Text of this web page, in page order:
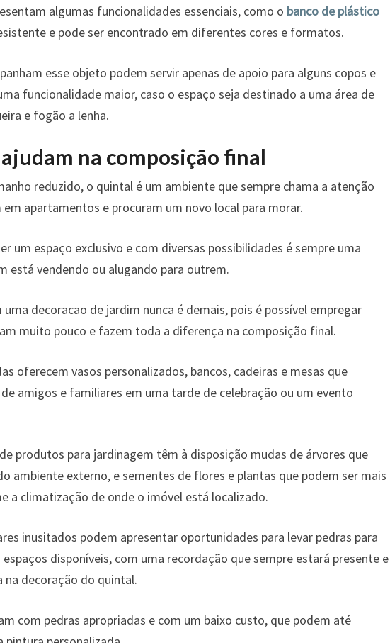
algumas funcionalidades essenciais, como o banco de plástico
e pode ser encontrado em diferentes cores e formatos.
esse objeto podem servir apenas de apoio para alguns copos e
funcionalidade maior, caso o espaço seja destinado a uma área de
e fogão a lenha.
na composição final
reduzido, o quintal é um ambiente que sempre chama a atenção
em apartamentos e procuram um novo local para morar.
um espaço exclusivo e com diversas possibilidades é sempre uma
está vendendo ou alugando para outrem.
decoracao de jardim nunca é demais, pois é possível empregar
muito pouco e fazem toda a diferença na composição final.
oferecem vasos personalizados, bancos, cadeiras e mesas que
amigos e familiares em uma tarde de celebração ou um evento
produtos para jardinagem têm à disposição mudas de árvores que
ambiente externo, e sementes de flores e plantas que podem ser mais
a climatização de onde o imóvel está localizado.
inusitados podem apresentar oportunidades para levar pedras para
disponíveis, com uma recordação que sempre estará presente e
decoração do quintal.
com pedras apropriadas e com um baixo custo, que podem até